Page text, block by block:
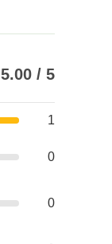
5.00 / 5
1
0
0